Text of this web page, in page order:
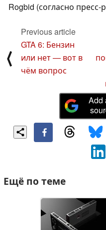
Rogbid (согласно пресс-
⟨
Previous article
GTA 6: Бензин
или нет — вот в
чём вопрос
Add
Ещё по теме